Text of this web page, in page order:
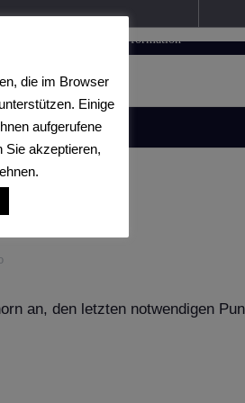
1. Hobbyligaturnier der
Showformation
an, den letzten notwendigen
die im Browser
Einige
aufgerufene
Sie akzeptieren,